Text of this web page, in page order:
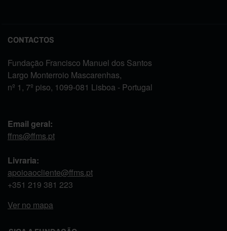
CONTACTOS
Fundação Francisco Manuel dos Santos
Largo Monterroio Mascarenhas,
nº 1, 7º piso, 1099-081 Lisboa - Portugal
Email geral:
ffms@ffms.pt
Livraria:
apoioaocliente@ffms.pt
+351 219 381 223
Ver no mapa